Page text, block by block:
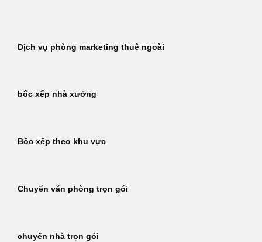
dungDịch vụ phòng marketing thuê ngoài
bốc xếp nhà xưởng
Bốc xếp theo khu vực
Chuyển văn phòng trọn gói
chuyển nhà trọn gói